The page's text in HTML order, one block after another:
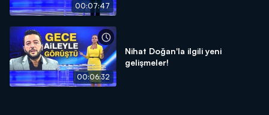
00:07:47
00:06:32
Nihat Doğan'la ilgili yeni
gelişmeler!